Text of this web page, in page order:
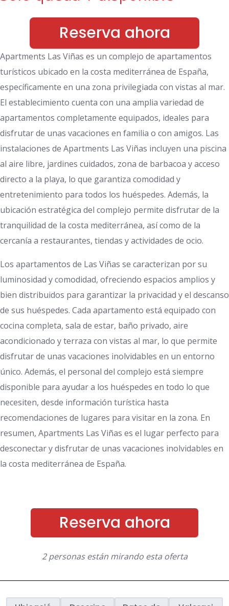
Reserva ahora
Apartments Las Viñas es un complejo de apartamentos
turísticos ubicado en la costa mediterránea de España,
específicamente en una zona privilegiada con vistas al mar.
El establecimiento cuenta con una amplia variedad de
apartamentos completamente equipados, ideales para
disfrutar de unas vacaciones en familia o con amigos. Las
instalaciones de Apartments Las Viñas incluyen una piscina
al aire libre, jardines cuidados, zona de barbacoa y acceso
directo a la playa, lo que garantiza comodidad y
entretenimiento para todos los huéspedes. Además, la
ubicación estratégica del complejo permite disfrutar de la
tranquilidad de la costa mediterránea, así como de la
cercanía a restaurantes, tiendas y actividades de ocio.
Los apartamentos de Las Viñas se caracterizan por su
luminosidad y comodidad, ofreciendo espacios amplios y
bien distribuidos para garantizar la privacidad y el descanso
de sus huéspedes. Cada apartamento está equipado con
cocina completa, sala de estar, baño privado, aire
acondicionado y terraza con vistas al mar, lo que permite
disfrutar de unas vacaciones inolvidables en un entorno
único. Además, el personal del complejo está siempre
disponible para ayudar a los huéspedes en todo lo que
necesiten, desde información turística hasta
recomendaciones de lugares para visitar en la zona. En
resumen, Apartments Las Viñas es el lugar perfecto para
desconectar y disfrutar de unas vacaciones inolvidables en
la costa mediterránea de España.
Reserva ahora
2 personas están mirando esta oferta